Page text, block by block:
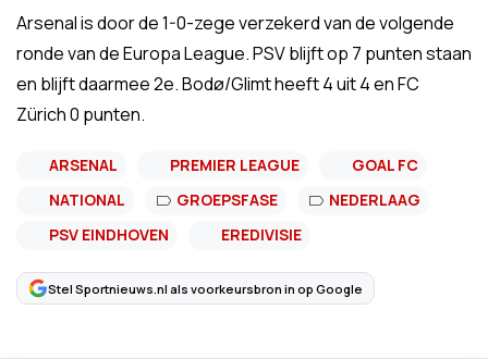
Arsenal is door de 1-0-zege verzekerd van de volgende
ronde van de Europa League. PSV blijft op 7 punten staan
en blijft daarmee 2e. Bodø/Glimt heeft 4 uit 4 en FC
Zürich 0 punten.
ARSENAL PREMIER LEAGUE
GOAL FC
NATIONAL
GROEPSFASE
NEDERLAAG
PSV EINDHOVEN
EREDIVISIE
Stel Sportnieuws.nl als voorkeursbron in op Google